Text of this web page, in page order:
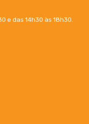
e das 14h30 às 18h30.